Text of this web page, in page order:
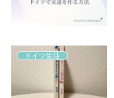
ドイツ生活